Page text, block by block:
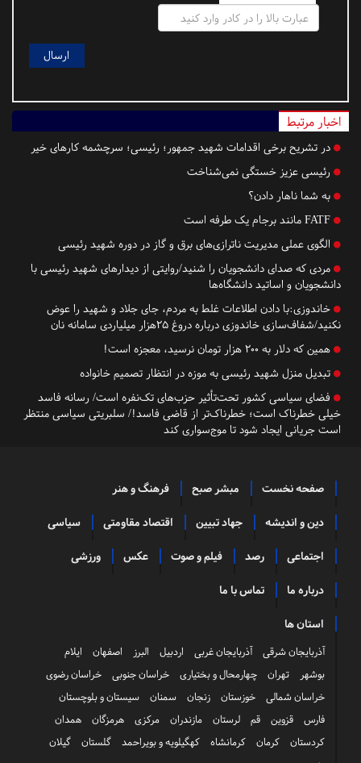
اخبار مرتبط
در تشریح برخی اقدامات شهید جمهور؛ رئیسی؛ سرچشمه کارهای خیر
رئیسی عزیز خستگی نمی‌شناخت
به شما ناهار دادن؟
FATF مانند برجام یک طرفه است
الگوی عملی مدیریت ناترازی‌های برق و گاز در دوره شهید رئیسی
مردی که صدای دانشجویان را شنید/روایتی از دیدارهای شهید رئیسی با
دانشجویان و اساتید دانشگاه‌ها
خاندوزی:با دادن اطلاعات غلط به مردم، جای جلاد و شهید را عوض
نکنید/شفاف‌سازی خاندوزی درباره دروغ ۲۵هزار میلیاردی سامانه نان
همین که دلار به ۲۰۰ هزار تومان نرسید، معجزه است!
تبدیل منزل شهید رئیسی به موزه در انتظار تصمیم خانواده
فضای سیاسی کشور تحت‌تأثیر حزب‌های تک‌نفره است/ رسانه فاسد
خیلی خطرناک است؛ خطرناک‌تر از قاضی فاسد!/ سلبریتی سیاسی منتظر
است جریانی ایجاد شود تا موج‌سواری کند
صفحه نخست مبشر صبح فرهنگ و هنر
دین و اندیشه جهاد تبیین اقتصاد مقاومتی سیاسی
اجتماعی رصد فیلم و صوت عکس ورزشی
درباره ما تماس با ما
استان ها
آذربایجان شرقی آذربایجان غربی اردبیل البرز اصفهان
ایلام
بوشهر
تهران چهارمحال و بختیاری خراسان جنوبی
خراسان رضوی
خراسان شمالی
خوزستان زنجان سمنان
سیستان و بلوچستان
فارس
قزوین قم لرستان مازندران مرکزی هرمزگان
همدان
کردستان
کرمان کرمانشاه کهگیلویه و بویراحمد گلستان
گیلان